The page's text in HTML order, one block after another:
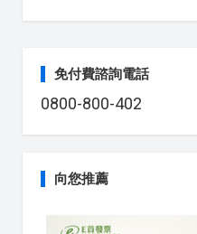
免付費諮詢電話
0800-800-402
向您推薦